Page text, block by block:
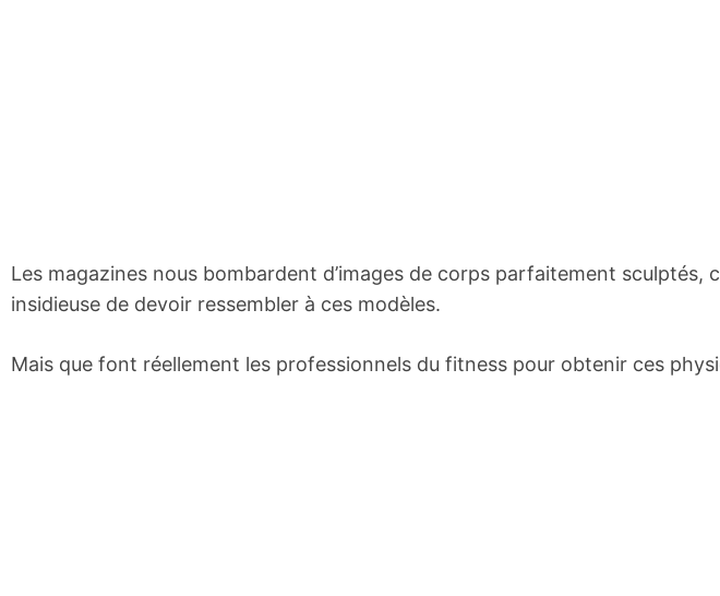
Les magazines nous bombardent d’images de corps parfaitement sculptés,
insidieuse de devoir ressembler à ces modèles.
Mais que font réellement les professionnels du fitness pour obtenir ces